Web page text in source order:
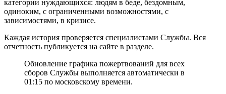
категории нуждающихся: людям в беде, бездомным,
одиноким, с ограниченными возможностями, с
зависимостями, в кризисе.
Каждая история проверяется специалистами Службы. Вся
отчетность публикуется на сайте в разделе.
Обновление графика пожертвований для всех
сборов Службы выполняется автоматически в
01:15 по московскому времени.